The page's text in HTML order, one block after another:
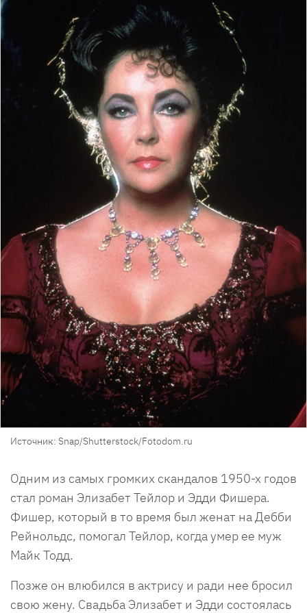
Источник: Snap/Shutterstock/Fotodom.ru
Одним из самых громких скандалов 1950-х годов
стал роман Элизабет Тейлор и Эдди Фишера.
Фишер, который в то время был женат на Дебби
Рейнольдс, помогал Тейлор, когда умер ее муж
Майк Тодд.
Позже он влюбился в актрису и ради нее бросил
свою жену. Свадьба Элизабет и Эдди состоялась